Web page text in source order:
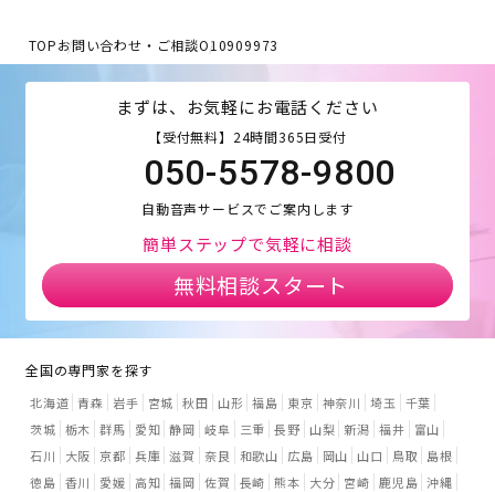
TOPお問い合わせ・ご相談O10909973
まずは、お気軽にお電話ください
【受付無料】24時間365日受付
050-5578-9800
自動音声サービスでご案内します
簡単ステップで気軽に相談
無料相談スタート
全国の専門家を探す
北海道 青森 岩手 宮城 秋田 山形 福島 東京 神奈川 埼玉
千葉
茨城 栃木 群馬 愛知 静岡 岐阜 三重 長野 山梨 新潟 福井
富山
石川
大阪 京都 兵庫 滋賀 奈良 和歌山 広島 岡山 山口 鳥取
島根
徳島 香川 愛媛 高知 福岡 佐賀 長崎 熊本 大分 宮崎 鹿児島 沖縄